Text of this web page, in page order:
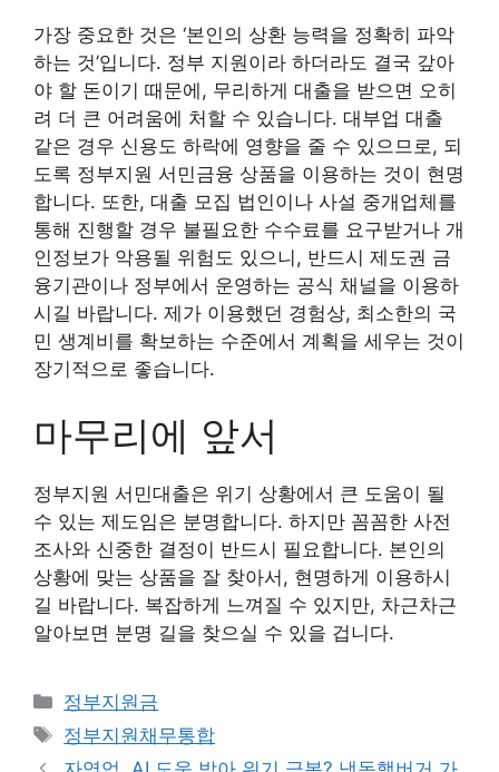
가장 중요한 것은 ‘본인의 상환 능력을 정확히 파악
하는 것’입니다. 정부 지원이라 하더라도 결국 갚아
야 할 돈이기 때문에, 무리하게 대출을 받으면 오히
려 더 큰 어려움에 처할 수 있습니다. 대부업 대출
같은 경우 신용도 하락에 영향을 줄 수 있으므로, 되
도록 정부지원 서민금융 상품을 이용하는 것이 현명
합니다. 또한, 대출 모집 법인이나 사설 중개업체를
통해 진행할 경우 불필요한 수수료를 요구받거나 개
인정보가 악용될 위험도 있으니, 반드시 제도권 금
융기관이나 정부에서 운영하는 공식 채널을 이용하
시길 바랍니다. 제가 이용했던 경험상, 최소한의 국
민 생계비를 확보하는 수준에서 계획을 세우는 것이
장기적으로 좋습니다.
마무리에 앞서
정부지원 서민대출은 위기 상황에서 큰 도움이 될
수 있는 제도임은 분명합니다. 하지만 꼼꼼한 사전
조사와 신중한 결정이 반드시 필요합니다. 본인의
상황에 맞는 상품을 잘 찾아서, 현명하게 이용하시
길 바랍니다. 복잡하게 느껴질 수 있지만, 차근차근
알아보면 분명 길을 찾으실 수 있을 겁니다.
카
테
정부지원금
태
그
정부지원채무통합